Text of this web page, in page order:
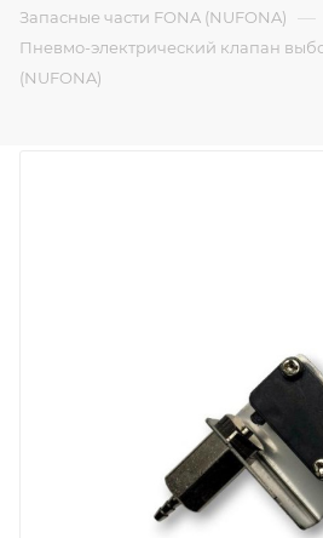
Запасные части FONA (NUFONA) —
Пневмо-электрический клапан
(NUFONA)